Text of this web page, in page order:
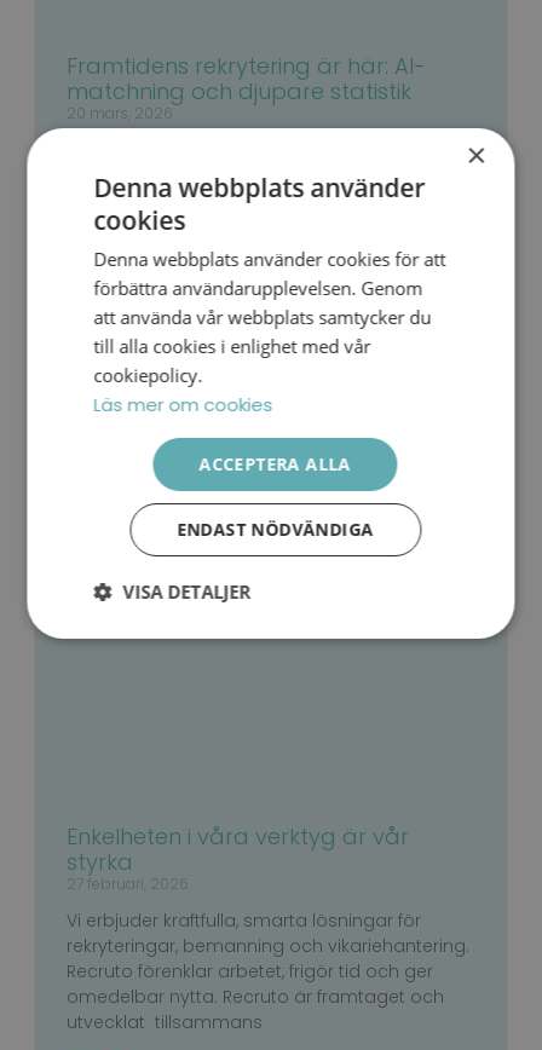
Framtidens rekrytering är här: AI-
matchning och djupare statistik
20 mars, 2026
utveckla ny funktionalitet i våra verktyg. Vår
målsättning är att skapa maximal nytta för er
– våra kunder.
Läs mer »
Enkelheten i våra verktyg är vår
styrka
27 februari, 2026
Vi erbjuder kraftfulla, smarta lösningar för
rekryteringar, bemanning och vikariehantering.
Recruto förenklar arbetet, frigör tid och ger
omedelbar nytta. Recruto är framtaget och
utvecklat tillsammans
ENGLISH
×
Denna webbplats använder
cookies
Denna webbplats använder cookies för att
förbättra användarupplevelsen. Genom
att använda vår webbplats samtycker du
till alla cookies i enlighet med vår
cookiepolicy.
Läs mer om cookies
ACCEPTERA ALLA
ENDAST NÖDVÄNDIGA
VISA DETALJER
Strikt
Prestanda Inriktning
Strikt nödvändigt Prestanda
Inriktning
Funktioner
Oklassificerade
Strikt nödvändiga kakor tillåter
kärnwebbplatsfunktioner som användarinloggning